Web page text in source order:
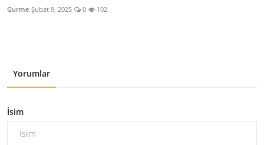
Gurme Şubat 9, 2025 0 102
Yorumlar
İsim